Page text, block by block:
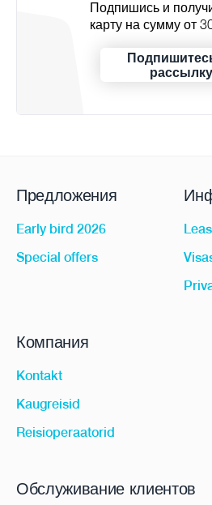
Подпишись и
карту на сумму от
рассылку
Предложения
Early bird 2026
Special offers
Компания
Kontakt
Kaugreisid
Reisioperaatorid
Обслуживание клиентов